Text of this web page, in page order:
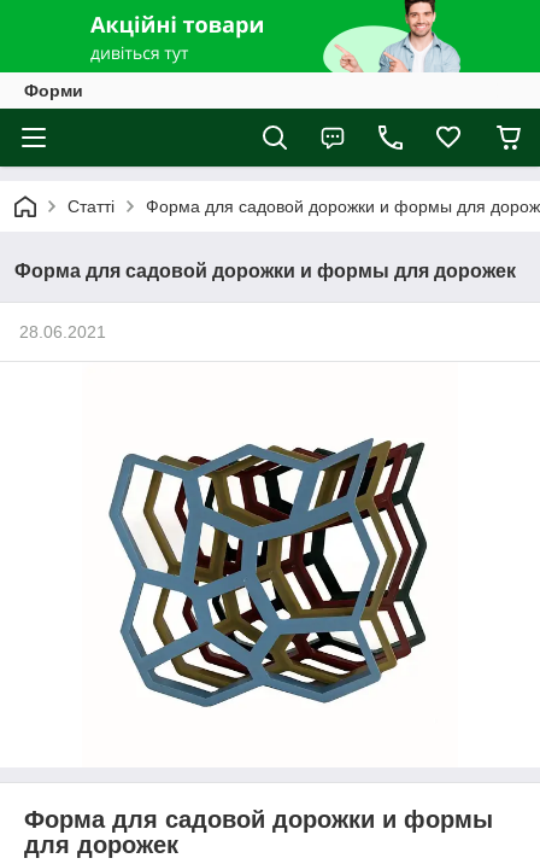
Форми
Статті Форма для садовой дорожки и формы для
Форма для садовой дорожки и формы для дорожек
28.06.2021
Форма для садовой дорожки и формы
для дорожек